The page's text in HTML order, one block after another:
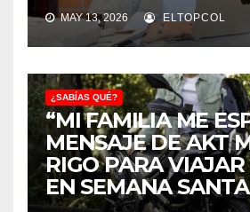
MAY 13, 2026 ELTOPCOL
¿SABÍAS QUÉ?
“MI FAMILIA ME
MENSAJE DE AKT
RIGO PARA VIAJAR
EN SEMANA SANTA